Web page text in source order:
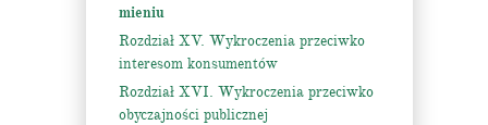
mieniu
Rozdział XV. Wykroczenia przeciwko
interesom konsumentów
Rozdział XVI. Wykroczenia przeciwko
obyczajności publicznej